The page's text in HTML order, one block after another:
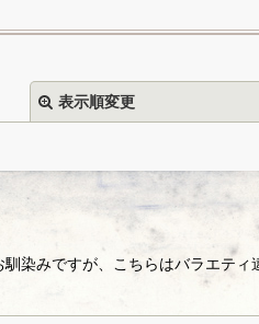
表示順変更
染みですが、こちらはバラエテ